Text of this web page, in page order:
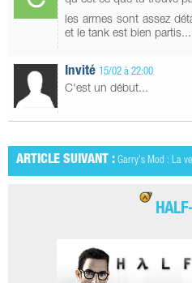
les armes sont assez
et le tank est bien partis...
Invité 15/02 à 22:00
C'est un début...
ARTICLE SUIVANT : Garry's Mod : La